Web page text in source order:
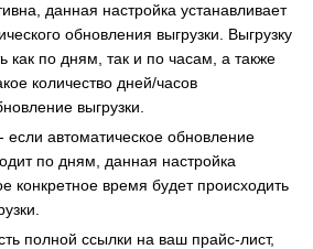
данная настройка устанавливает
обновления выгрузки. Выгрузку
как по дням, так и по часам, а также
количество дней/часов
выгрузки.
- если автоматическое обновление
по дням, данная настройка
конкретное время будет происходить
полной ссылки на ваш прайс-лист,